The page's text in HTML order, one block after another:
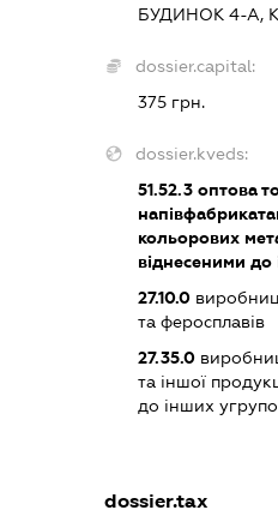
БУДИНОК 4-А,
dossier.capital:
375 грн.
dossier.kveds:
51.52.3 оптова
кольорових
віднесеними до
27.10.0
та феросплавів
27.35.0
та іншої
до інших
dossier.tax